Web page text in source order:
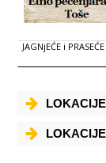
JAGNjEĆE i